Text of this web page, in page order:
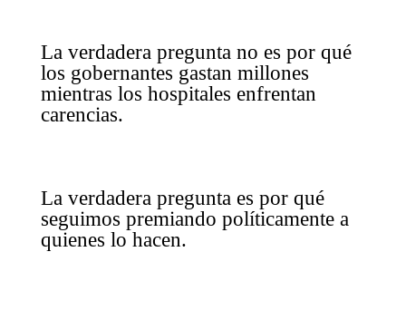
La verdadera pregunta no es por qué
los gobernantes gastan millones
mientras los hospitales enfrentan
carencias.
La verdadera pregunta es por qué
seguimos premiando políticamente a
quienes lo hacen.